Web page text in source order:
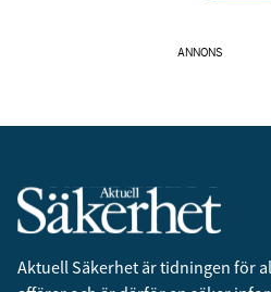
ANNONS
Aktuell Säkerhet är tidningen för